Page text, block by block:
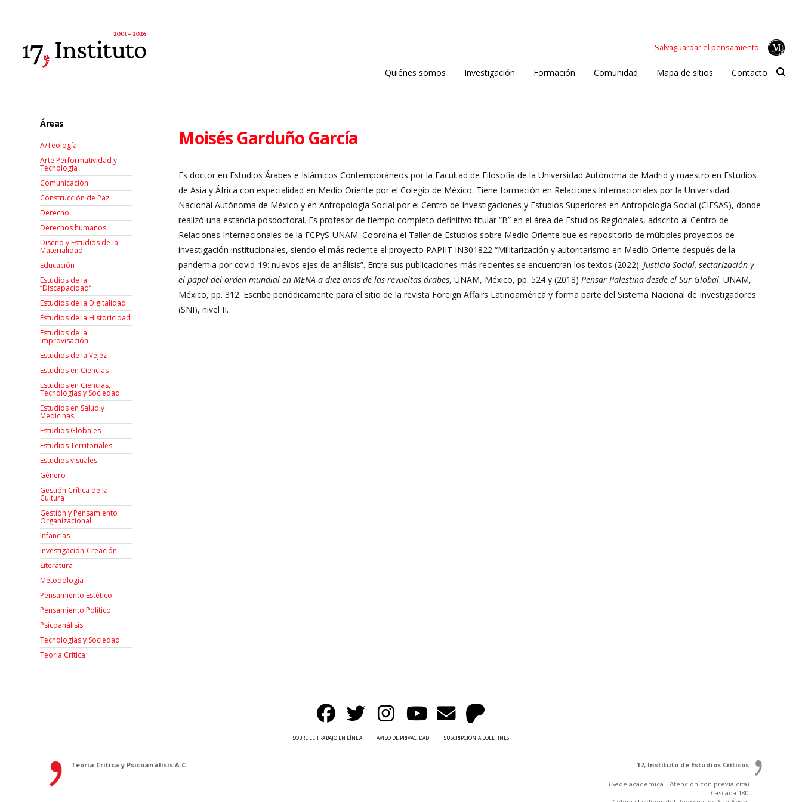
Salvaguardar el pensamiento
Quiénes somos Investigación Formación Comunidad Mapa de sitios Contacto
Moisés Garduño García
Es doctor en Estudios Árabes e Islámicos Contemporáneos por la Facultad de Filosofía de la Universidad Autónoma de Madrid y maestro en Estudios
de Asia y África con especialidad en Medio Oriente por el Colegio de México. Tiene formación en Relaciones Internacionales por la Universidad
Nacional Autónoma de México y en Antropología Social por el Centro de Investigaciones y Estudios Superiores en Antropología Social (CIESAS), donde
realizó una estancia posdoctoral. Es profesor de tiempo completo definitivo titular “B” en el área de Estudios Regionales, adscrito al Centro de
Relaciones Internacionales de la FCPyS-UNAM. Coordina el Taller de Estudios sobre Medio Oriente que es repositorio de múltiples proyectos de
investigación institucionales, siendo el más reciente el proyecto PAPIIT IN301822 “Militarización y autoritarismo en Medio Oriente después de la
pandemia por covid-19: nuevos ejes de análisis”. Entre sus publicaciones más recientes se encuentran los textos (2022):Justicia Social, sectarización y
el papel del orden mundial en MENA a diez años de las revueltas árabes, UNAM, México, pp. 524 y (2018)Pensar Palestina desde el Sur Global. UNAM,
México, pp. 312. Escribe periódicamente para el sitio de la revista Foreign Affairs Latinoamérica y forma parte del Sistema Nacional de Investigadores
(SNI), nivel II.
Áreas
A/Teología
Arte Performatividad y
Tecnología
Comunicación
Construcción de Paz
Derecho
Derechos humanos
Diseño y Estudios de la
Materialidad
Educación
Estudios de la
“Discapacidad”
Estudios de la Digitalidad
Estudios de la Historicidad
Estudios de la
Improvisación
Estudios de la Vejez
Estudios en Ciencias
Estudios en Ciencias,
Tecnologías y Sociedad
Estudios en Salud y
Medicinas
Estudios Globales
Estudios Territoriales
Estudios visuales
Género
Gestión Crítica de la
Cultura
Gestión y Pensamiento
Organizacional
Infancias
Investigación-Creación
Łiteratura
Metodología
Pensamiento Estético
Pensamiento Político
Psicoanálisis
Tecnologías y Sociedad
Teoría Crítica
SOBRE EL TRABAJO EN LÍNEA AVISO DE PRIVACIDAD SUSCRIPCIÓN A BOLETINES
Teoría Crítica y Psicoanálisis A.C. 17, Instituto de Estudios Críticos
(Sede académica - Atención con previa cita)
Cascada 180